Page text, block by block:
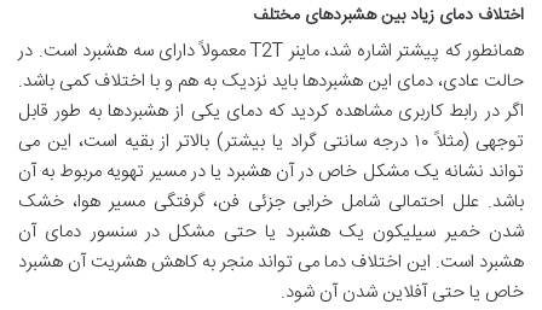
اختلاف دمای زیاد بین هشبردهای مختلف
همانطور که پیشتر اشاره شد، ماینر T2T معمولاً دارای سه هشبرد است. در
حالت عادی، دمای این هشبردها باید نزدیک به هم و با اختلاف کمی باشد.
اگر در رابط کاربری مشاهده کردید که دمای یکی از هشبردها به طور قابل
توجهی (مثلاً ۱۰ درجه سانتی گراد یا بیشتر) بالاتر از بقیه است، این می
تواند نشانه یک مشکل خاص در آن هشبرد یا در مسیر تهویه مربوط به آن
باشد. علل احتمالی شامل خرابی جزئی فن، گرفتگی مسیر هوا، خشک
شدن خمیر سیلیکون یک هشبرد یا حتی مشکل در سنسور دمای آن
هشبرد است. این اختلاف دما می تواند منجر به کاهش هشریت آن هشبرد
خاص یا حتی آفلاین شدن آن شود.